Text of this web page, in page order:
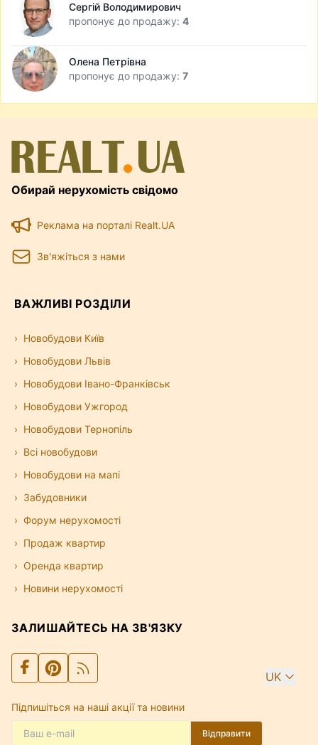
Сергій Володимирович
пропонує до продажу: 4
Олена Петрівна
пропонує до продажу: 7
Обирай нерухомість свідомо
Реклама на порталі Realt.UA
Зв'яжіться з нами
ВАЖЛИВІ РОЗДІЛИ
Новобудови Київ
Новобудови Львів
Новобудови Івано-Франківськ
Новобудови Ужгород
Новобудови Тернопіль
Всі новобудови
Новобудови на мапі
Забудовники
Форум нерухомості
Продаж квартир
Оренда квартир
Новини нерухомості
ЗАЛИШАЙТЕСЬ НА ЗВ'ЯЗКУ
UK
Підпишіться на наші акції та новини
Відправити